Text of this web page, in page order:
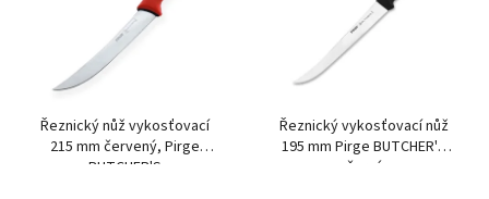
Řeznický nůž vykosťovací
215 mm červený, Pirge
BUTCHER'S
Řeznický vykosťovací nůž
195 mm Pirge BUTCHER'S
černý